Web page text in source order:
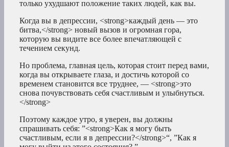
только ухудшают положение таких людей, как вы.
Когда вы в депрессии, <strong>каждый день — это
битва,</strong> новый вызов и огромная гора,
которую вы видите все более впечатляющей с
течением секунд.
Но проблема, главная цель, которая стоит перед вами,
когда вы открываете глаза, и достичь которой со
временем становится все труднее, — <strong>это
снова почувствовать себя счастливым и улыбнуться.
</strong>
Поэтому каждое утро, я уверен, вы должны
спрашивать себя: ”<strong>Как я могу быть
счастливым, если я в депрессии?</strong>“, ”Как я